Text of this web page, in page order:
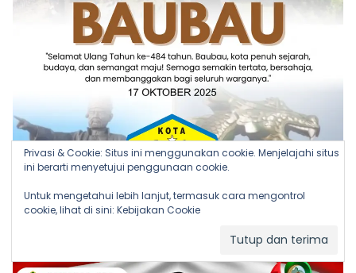
Privasi & Cookie: Situs ini menggunakan cookie. Menjelajahi situs
ini berarti menyetujui penggunaan cookie.
Untuk mengetahui lebih lanjut, termasuk cara mengontrol
cookie, lihat di sini: Kebijakan Cookie